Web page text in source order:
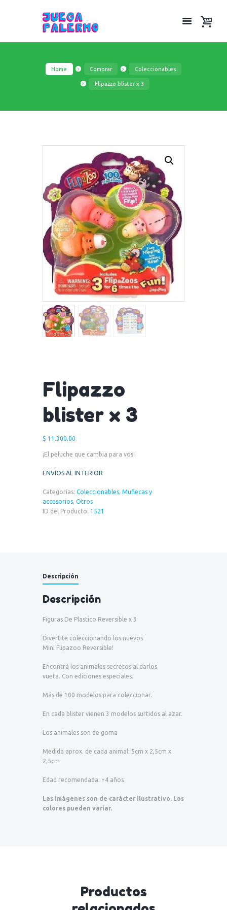
Home Comprar Coleccionables
Flipazzo blister x 3
Flipazzo
blister x 3
$ 11.300,00
¡El peluche que cambia para vos!
ENVIOS AL INTERIOR
Categorías: Coleccionables, Muñecas y
accesorios, Otros
ID del Producto: 1521
Descripción
Descripción
Figuras De Plastico Reversible x 3
Divertite coleccionando los nuevos
Mini Flipazoo Reversible!
Encontrá los animales secretos al darlos
vueta. Con ediciones especiales.
Más de 100 modelos para coleccionar.
En cada blister vienen 3 modelos surtidos al azar.
Los animales son de goma
Medida aprox. de cada animal: 5cm x 2,5cm x
2,5cm
Edad recomendada: +4 años
Las imágenes son de carácter ilustrativo. Los
colores pueden variar.
Productos